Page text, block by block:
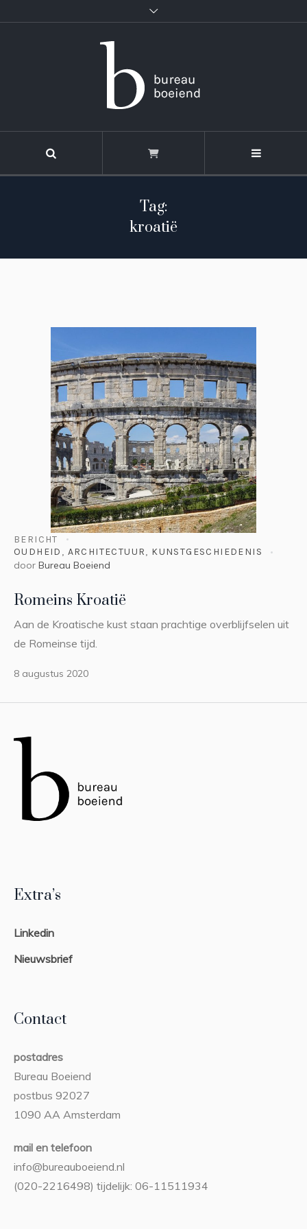
Tag:
kroatië
BERICHT
OUDHEID , ARCHITECTUUR, KUNSTGESCHIEDENIS
door Bureau Boeiend
Romeins Kroatië
Aan de Kroatische kust staan prachtige overblijfselen uit
de Romeinse tijd.
8 augustus 2020
Extra’s
Linkedin
Nieuwsbrief
Contact
postadres
Bureau Boeiend
postbus 92027
1090 AA Amsterdam
mail en telefoon
info@bureauboeiend.nl
(020-2216498) tijdelijk: 06-11511934